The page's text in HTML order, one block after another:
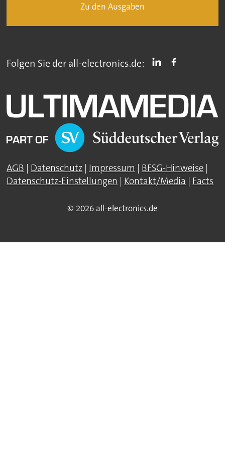
Zu den Ausgaben
Folgen Sie der all-electronics.de:
AGB | Datenschutz | Impressum | BFSG-Hinweise |
Datenschutz-Einstellungen | Kontakt/Media | Facts
© 2026 all-electronics.de